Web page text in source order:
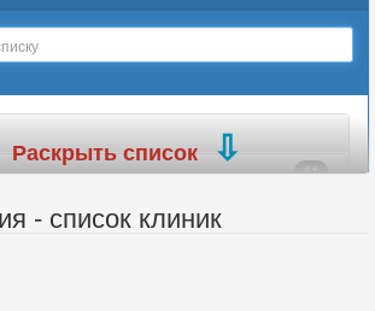
41
Раскрыть список
- список клиник